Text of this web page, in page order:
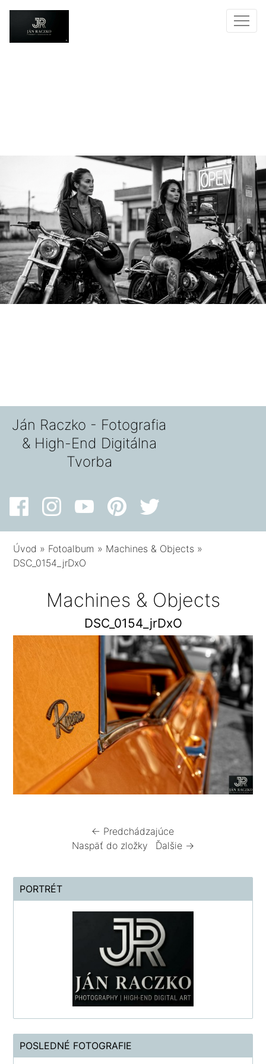
Ján Raczko - Fotografia
& High-End Digitálna
Tvorba
Úvod » Fotoalbum » Machines & Objects »
DSC_0154_jrDxO
Machines & Objects
DSC_0154_jrDxO
← Predchádzajúce
Naspäť do zložky
Ďalšie →
PORTRÉT
POSLEDNÉ FOTOGRAFIE